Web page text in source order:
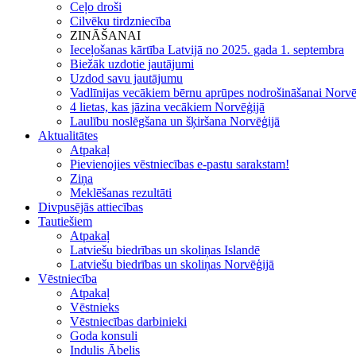
Ceļo droši
Cilvēku tirdzniecība
ZINĀŠANAI
Ieceļošanas kārtība Latvijā no 2025. gada 1. septembra
Biežāk uzdotie jautājumi
Uzdod savu jautājumu
Vadlīnijas vecākiem bērnu aprūpes nodrošināšanai
4 lietas, kas jāzina vecākiem Norvēģijā
Laulību noslēgšana un šķiršana Norvēģijā
Aktualitātes
Atpakaļ
Pievienojies vēstniecības e-pastu sarakstam!
Ziņa
Meklēšanas rezultāti
Divpusējās attiecības
Tautiešiem
Atpakaļ
Latviešu biedrības un skoliņas Islandē
Latviešu biedrības un skoliņas Norvēģijā
Vēstniecība
Atpakaļ
Vēstnieks
Vēstniecības darbinieki
Goda konsuli
Indulis Ābelis